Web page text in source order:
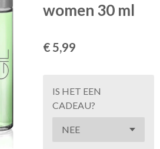
women 30 ml
€ 5,99
IS HET EEN
CADEAU?